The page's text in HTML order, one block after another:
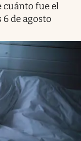
cuánto fue el
de agosto